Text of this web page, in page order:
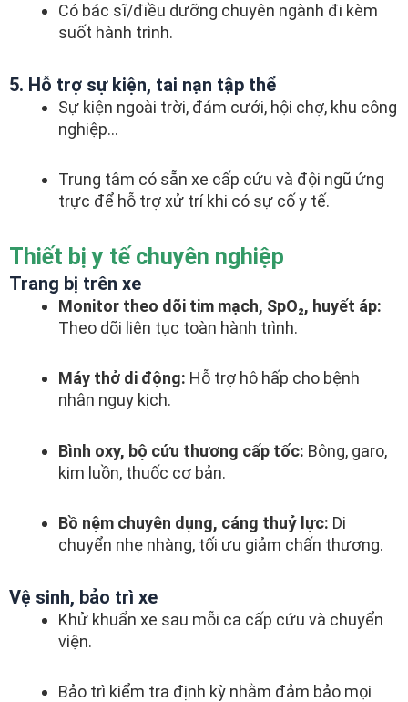
Có bác sĩ/điều dưỡng chuyên ngành đi kèm
suốt hành trình.
5. Hỗ trợ sự kiện, tai nạn tập thể
Sự kiện ngoài trời, đám cưới, hội chợ, khu công
nghiệp…
Trung tâm có sẵn xe cấp cứu và đội ngũ ứng
trực để hỗ trợ xử trí khi có sự cố y tế.
Thiết bị y tế chuyên nghiệp
Trang bị trên xe
Monitor theo dõi tim mạch, SpO₂, huyết áp:
Theo dõi liên tục toàn hành trình.
Máy thở di động: Hỗ trợ hô hấp cho bệnh
nhân nguy kịch.
Bình oxy, bộ cứu thương cấp tốc: Bông, garo,
kim luồn, thuốc cơ bản.
Bồ nệm chuyên dụng, cáng thuỷ lực: Di
chuyển nhẹ nhàng, tối ưu giảm chấn thương.
Vệ sinh, bảo trì xe
Khử khuẩn xe sau mỗi ca cấp cứu và chuyển
viện.
Bảo trì kiểm tra định kỳ nhằm đảm bảo mọi